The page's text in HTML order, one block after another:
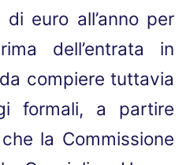
euro all’anno per
dell’entrata in
compiere tuttavia
formali, a partire
la Commissione